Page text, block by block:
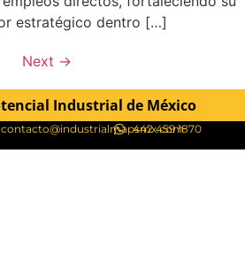
estratégico dentro […]
Next →
Industrial de México
contacto@industrialmapsmx.com
442 459 1870